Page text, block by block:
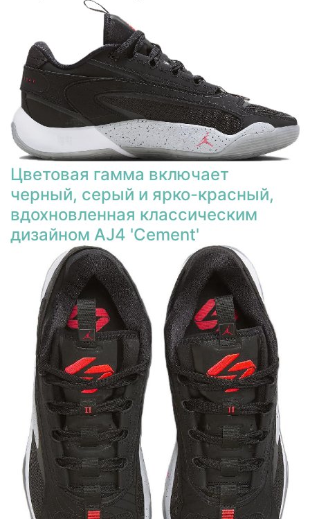
Цветовая гамма включает
черный, серый и ярко-красный,
вдохновленная классическим
дизайном AJ4 'Cement'